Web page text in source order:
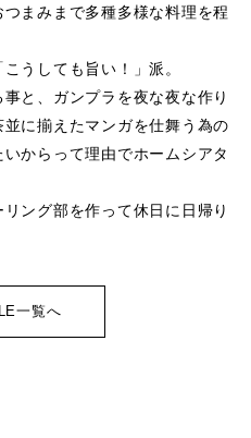
まみまで多種多様な料理を程
うしても旨い！」派。
と、ガンプラを夜な夜な作り
に揃えたマンガを仕舞う為の
からって理由でホームシアタ
ング部を作って休日に日帰り
一覧へ